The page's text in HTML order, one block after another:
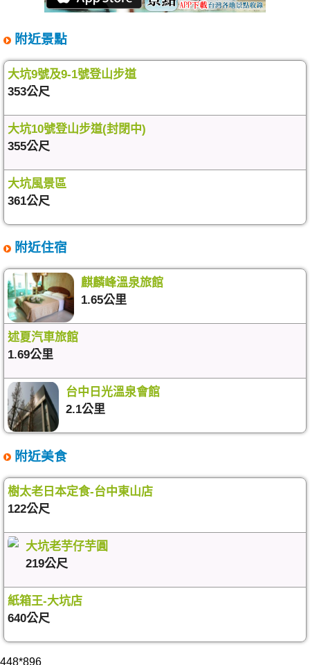
附近景點
大坑9號及9-1號登山步道
353公尺
大坑10號登山步道(封閉中)
355公尺
大坑風景區
361公尺
附近住宿
麒麟峰溫泉旅館
1.65公里
述夏汽車旅館
1.69公里
台中日光溫泉會館
2.1公里
附近美食
樹太老日本定食-台中東山店
122公尺
大坑老芋仔芋圓
219公尺
紙箱王-大坑店
640公尺
448*896